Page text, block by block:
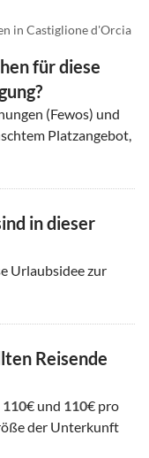
in Castiglione d'Orcia
für diese
(Fewos) und
Platzangebot,
in dieser
Urlaubsidee zur
Reisende
110€ und 110€ pro
der Unterkunft